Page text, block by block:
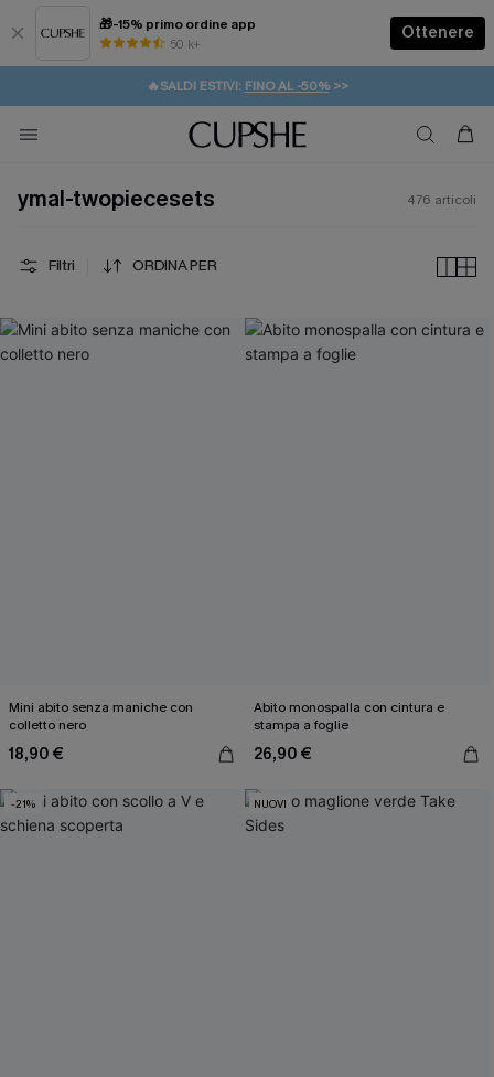
🎁-15% primo ordine app
50 k+
Ottenere
⚡️-15% SUGLI ESSENZIALI DA VACANZA | ACQUISTA
🔥SALDI ESTIVI: FINO AL -50%>>
🚚SPEDIZIONE GRATUITA DA 49€
💌REGALO PER I NUOVI: 20% DI SCONTO*
ymal-twopiecesets 476 articoli
Filtri ORDINA PER
Mini abito senza maniche con
colletto nero
18,90 €
Abito monospalla con cintura e
stampa a foglie
26,90 €
-21% NUOVI